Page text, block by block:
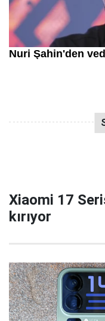
Xiaomi 17
kırıyor